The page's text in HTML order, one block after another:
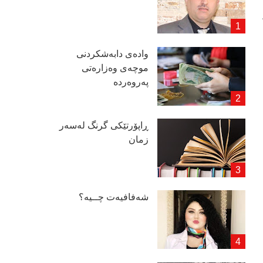
وادەی دابەشكردنی
موچەی وەزارەتی
پەروەردە
ڕاپۆرتێكی گرنگ لەسەر
زمان
شەفافیەت چــیە؟